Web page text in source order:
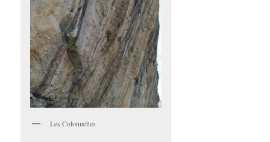
Les Colonnettes